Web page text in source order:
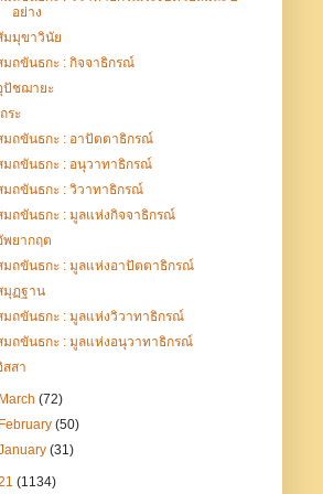
อย่าง
มมุขาวินัย
มถขันธกะ : กิจจาธิกรณ์
ปัชฌายะ
ถระ
มถขันธกะ : อาปัตตาธิกรณ์
มถขันธกะ : อนุวาทาธิกรณ์
มถขันธกะ : วิวาทาธิกรณ์
มถขันธกะ : มูลแห่งกิจจาธิกรณ์
พยากฤต
มถขันธกะ : มูลแห่งอาปัตตาธิกรณ์
มุฏฐาน
มถขันธกะ : มูลแห่งวิวาทาธิกรณ์
มถขันธกะ : มูลแห่งอนุวาทาธิกรณ์
สสา
March(72)
February(50)
(31)
(1134)